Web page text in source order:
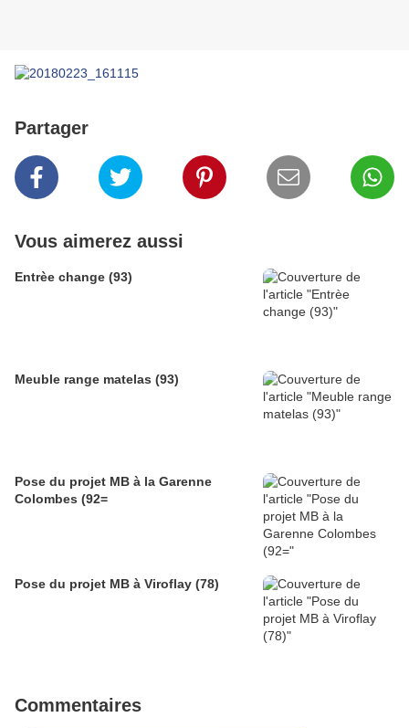
Partager
Vous aimerez aussi
Entrèe change (93)
Meuble range matelas (93)
Pose du projet MB à la Garenne
Colombes (92=
Pose du projet MB à Viroflay (78)
Commentaires